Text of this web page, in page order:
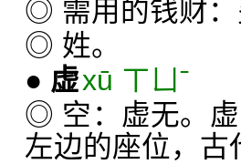
◎ 需用的钱财
◎ 姓。
● 虚xū ㄒㄩˉ
◎ 空：虚无。虚
左边的座位，古